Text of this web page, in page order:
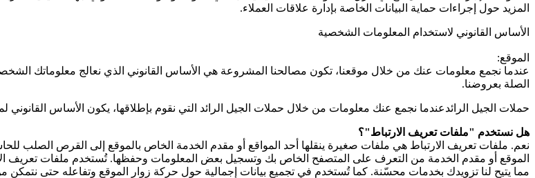
المزيد حول إجراءات حماية البيانات الخاصة بإدارة علاقات العملاء.
الأساس القانوني لاستخدام المعلومات الشخصية
الموقع:
عندما نجمع معلومات عنك من خلال موقعنا، تكون مصالحنا المشروعة هي الأساس القانوني الذي نعالج معلوماتك
الصلة بعروضنا.
حملات الجيل الرائدعندما نجمع عنك معلومات من خلال حملات الجيل الرائد التي نقوم بإطلاقها، يكون الأساس القانوني
هل نستخدم "ملفات تعريف الارتباط"؟
نعم. ملفات تعريف الارتباط هي ملفات صغيرة ينقلها أحد المواقع أو مقدم الخدمة الخاص بالموقع إلى القرص
الموقع أو مقدم الخدمة من التعرف على المتصفح الخاص بك وتسجيل بعض المعلومات وحفظها. تُستخدم ملفات تعريف
مما يتيح لنا تزويدك بخدمات محسّنة. كما تُستخدم في تجميع بيانات إجمالية حول حركة زوار الموقع وتفاعله حتى